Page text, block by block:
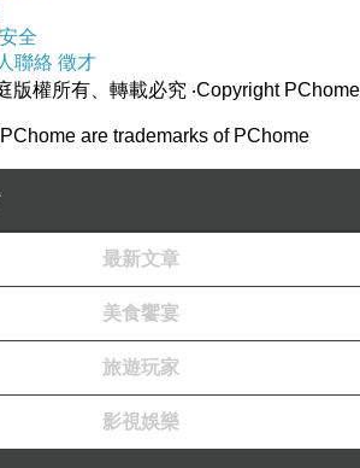
久
盡頭
擁有
恆久
全
聯絡 徵才
版權所有、轉載必究 ‧Copyright PChome
are trademarks of PChome
最新文章
美食饗宴
旅遊玩家
影視娛樂